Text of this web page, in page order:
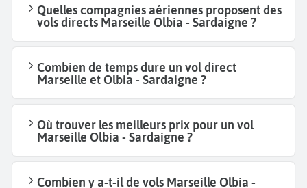
Quelles compagnies aériennes proposent des
vols directs Marseille Olbia - Sardaigne ?
Combien de temps dure un vol direct
Marseille et Olbia - Sardaigne ?
Où trouver les meilleurs prix pour un vol
Marseille Olbia - Sardaigne ?
Combien y a-t-il de vols Marseille Olbia -